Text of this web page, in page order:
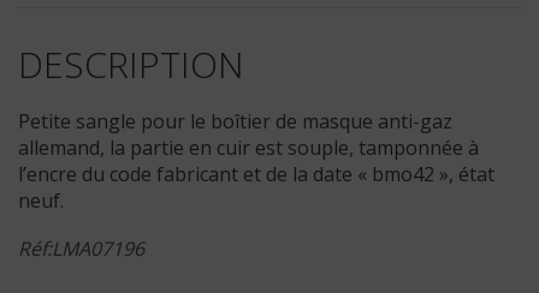
DESCRIPTION
Petite sangle pour le boîtier de masque anti-gaz
allemand, la partie en cuir est souple, tamponnée à
l’encre du code fabricant et de la date « bmo42 », état
neuf.
Réf:LMA07196